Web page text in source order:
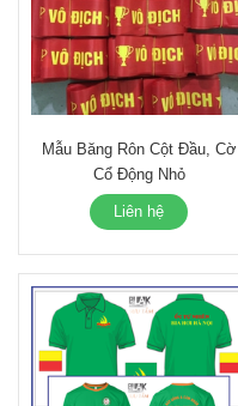
Mẫu Băng Rôn Cột Đầu, Cờ
Cổ Động Nhỏ
Liên hệ